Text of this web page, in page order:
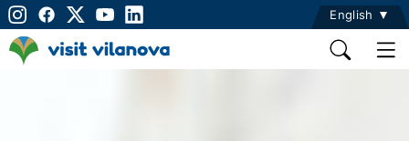
English